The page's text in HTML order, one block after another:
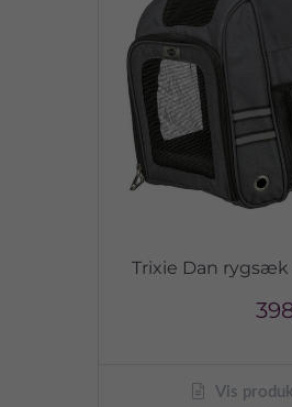
Trixie Dan rygsæk
Vis